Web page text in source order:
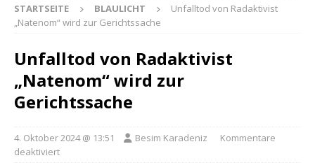
STARTSEITE BLAULICHT
Unfalltod von Radaktivist
„Natenom“ wird zur Gerichtssache
Unfalltod von Radaktivist
„Natenom“ wird zur
Gerichtssache
4. Oktober 2024 @ 13:51 Besim Karadeniz
Kommentare
deaktiviert